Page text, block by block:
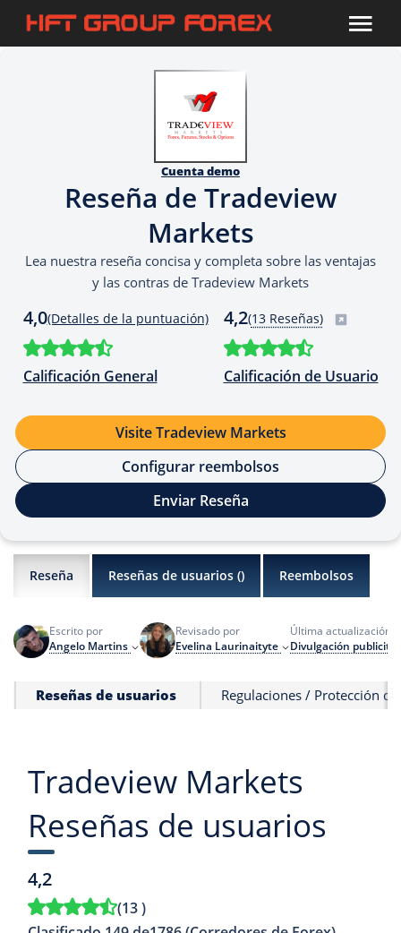
Cuenta demo
Reseña de Tradeview
Markets
Lea nuestra reseña concisa y completa sobre las ventajas
y las contras de Tradeview Markets
4,0(Detalles de la puntuación)
Calificación General
4,2(13 Reseñas)
Calificación de Usuario
Visite Tradeview Markets
Configurar reembolsos
Enviar Reseña
Reseña Reseñas de usuarios () Reembolsos
Escrito por
Angelo Martins
Revisado por
Evelina Laurinaityte
Última actualización
Divulgación
Reseñas de usuarios Regulaciones / Protección
Tradeview Markets
Reseñas de usuarios
4,2
(13)